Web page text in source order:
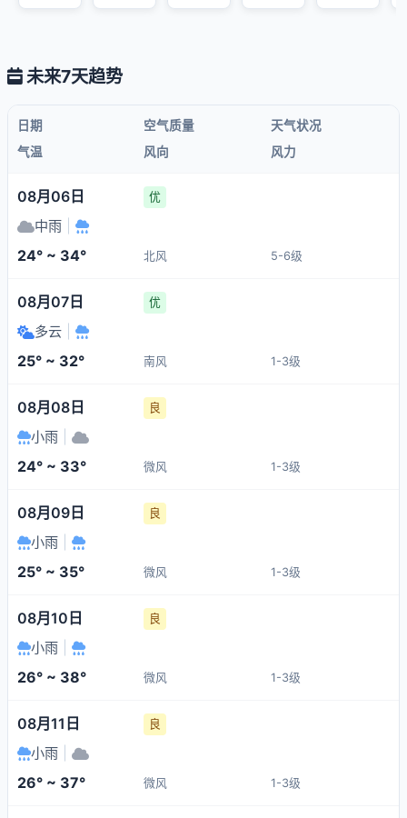
未来7天趋势
日期 空气质量
天气状况
气温
风向 风力
08月06日 优
中雨
24° ~ 34° 北风 5-6级
08月07日 优
多云
25° ~ 32° 南风 1-3级
08月08日 良
小雨
24° ~ 33° 微风 1-3级
08月09日 良
小雨
25° ~ 35° 微风 1-3级
08月10日 良
小雨
26° ~ 38° 微风 1-3级
08月11日 良
小雨
26° ~ 37° 微风 1-3级